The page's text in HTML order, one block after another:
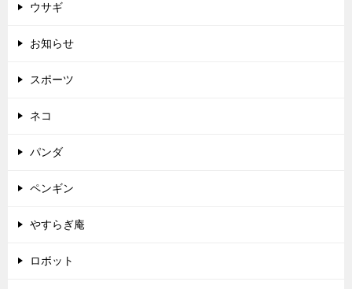
ウサギ
お知らせ
スポーツ
ネコ
パンダ
ペンギン
やすらぎ庵
ロボット